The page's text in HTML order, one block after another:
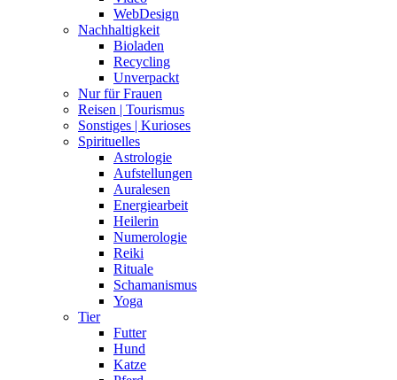
WebDesign
Nachhaltigkeit
Bioladen
Recycling
Unverpackt
Nur für Frauen
Reisen | Tourismus
Sonstiges | Kurioses
Spirituelles
Astrologie
Aufstellungen
Auralesen
Energiearbeit
Heilerin
Numerologie
Reiki
Rituale
Schamanismus
Yoga
Tier
Futter
Hund
Katze